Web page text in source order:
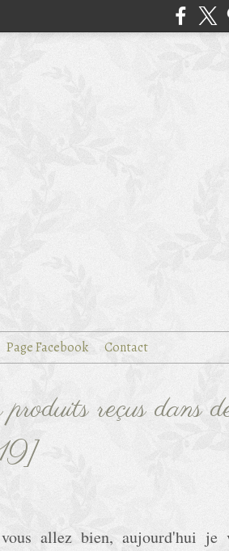
Page Facebook Contact
reçus dans
allez bien, aujourd'hui je